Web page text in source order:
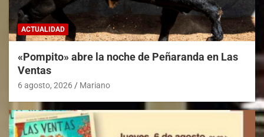
ACTUALIDAD
«Pompito» abre la noche de Peñaranda en Las
Ventas
6 agosto, 2026 Mariano